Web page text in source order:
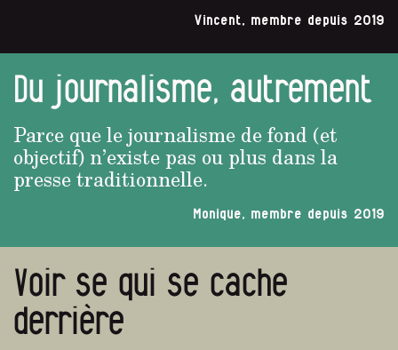
Vincent, membre depuis 2019
Du journalisme, autrement
Parce que le journalisme de fond (et
objectif) n’existe pas ou plus dans la
presse traditionnelle.
Monique, membre depuis 2019
Voir se qui se cache
derrière